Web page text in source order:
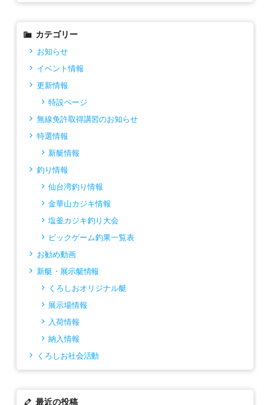
カテゴリー
お知らせ
イベント情報
更新情報
特設ページ
無線免許取得講習のお知らせ
特選情報
新艇情報
釣り情報
仙台湾釣り情報
金華山カジキ情報
塩釜カジキ釣り大会
ビックゲーム釣果一覧表
お勧め動画
新艇・展示艇情報
くろしおオリジナル艇
展示場情報
入荷情報
納入情報
くろしお社会活動
最近の投稿